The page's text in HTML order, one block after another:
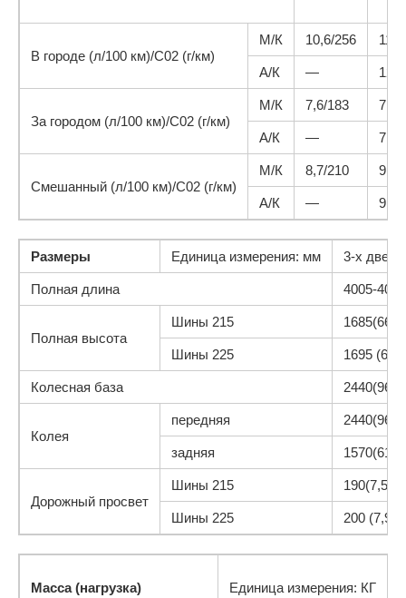
В городе (л/100 км)/С02 (г/км)
М/К 10,6/256
А/К —
За городом (л/100 км)/С02 (г/км)
М/К 7,6/183 7,6/
А/К — 7,9/
Смешанный (л/100 км)/С02 (г/км)
М/К 8,7/210 9,1/
А/К — 9,4/
Размеры Единица измерения: мм 3-х
Полная длина 4005-
Полная высота
Шины 215 1685(66,3)
Шины 225 1695
Колесная база 2440(96,1)
Колея
передняя 2440(96,1)
задняя 1570(61,8)
Дорожный просвет
Шины 215 190(7,5)
Шины 225 200 (7,9)
Масса (нагрузка) Единица измерения: КГ